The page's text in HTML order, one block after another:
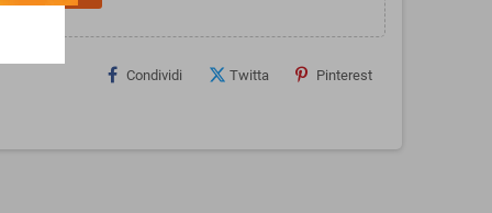
Condividi Twitta Pinterest